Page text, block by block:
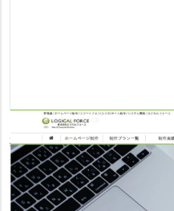
株式会社ロジカルフォースは、
つ、信頼の厚い老舗制作会社です
同社が最も大切にしているのは